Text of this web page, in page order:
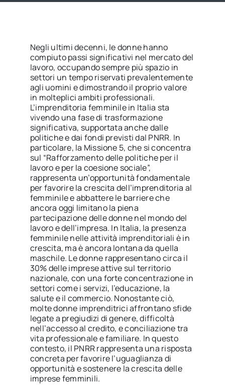
Negli ultimi decenni, le donne hanno
compiuto passi significativi nel mercato del
lavoro, occupando sempre più spazio in
settori un tempo riservati prevalentemente
agli uomini e dimostrando il proprio valore
in molteplici ambiti professionali.
L’imprenditoria femminile in Italia sta
vivendo una fase di trasformazione
significativa, supportata anche dalle
politiche e dai fondi previsti dal PNRR. In
particolare, la Missione 5, che si concentra
sul “Rafforzamento delle politiche per il
lavoro e per la coesione sociale”,
rappresenta un’opportunità fondamentale
per favorire la crescita dell’imprenditoria al
femminile e abbattere le barriere che
ancora oggi limitano la piena
partecipazione delle donne nel mondo del
lavoro e dell’impresa. In Italia, la presenza
femminile nelle attività imprenditoriali è in
crescita, ma è ancora lontana da quella
maschile. Le donne rappresentano circa il
30% delle imprese attive sul territorio
nazionale, con una forte concentrazione in
settori come i servizi, l’educazione, la
salute e il commercio. Nonostante ciò,
molte donne imprenditrici affrontano sfide
legate a pregiudizi di genere, difficoltà
nell’accesso al credito, e conciliazione tra
vita professionale e familiare. In questo
contesto, il PNRR rappresenta una risposta
concreta per favorire l’uguaglianza di
opportunità e sostenere la crescita delle
imprese femminili.